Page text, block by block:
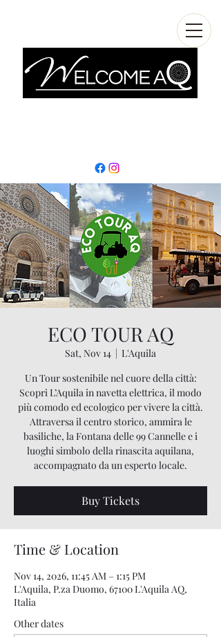
ECO TOUR AQ
Sat, Nov 14
  |
L'Aquila
Un Tour sostenibile nel cuore della città:
Scopri L’Aquila in navetta elettrica, il modo
più comodo ed ecologico per vivere la città.
Attraversa il centro storico, ammira le
basiliche, la Fontana delle 99 Cannelle e i
luoghi simbolo della rinascita aquilana,
accompagnato da un esperto locale.
Buy Tickets
Time & Location
Nov 14, 2026, 11:45 AM – 1:15 PM
L'Aquila, P.za Duomo, 67100 L'Aquila AQ,
Italia
Other dates